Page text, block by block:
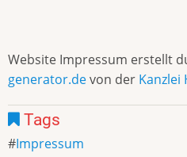
Website Impressum erstellt
generator.devon der Kanzlei
Tags
Impressum